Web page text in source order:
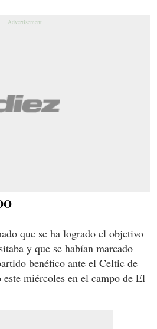
que se ha logrado el objetivo
y que se habían marcado
benéfico ante el Celtic de
miércoles en el campo de El